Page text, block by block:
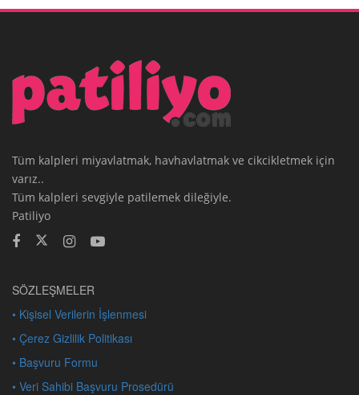
Tüm kalpleri miyavlatmak, havhavlatmak ve cikcikletmek için
varız..
Tüm kalpleri sevgiyle patilemek dileğiyle.
Patiliyo
SÖZLEŞMELER
• Kişisel Verilerin İşlenmesi
• Çerez Gizlilik Politikası
• Başvuru Formu
• Veri Sahibi Başvuru Prosedürü